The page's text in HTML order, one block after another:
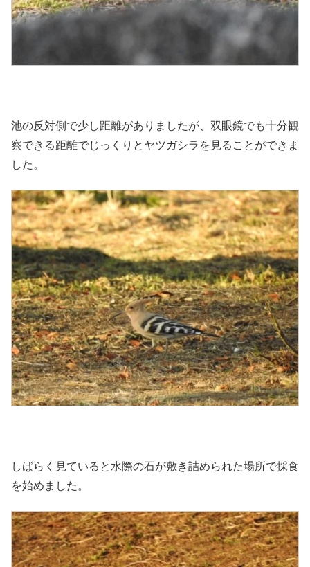
池の反対側で少し距離がありましたが、双眼鏡でも十分観
察できる距離でじっくりとヤツガシラを見ることができま
した。
しばらく見ていると水際の石が敷き詰められた場所で採食
を始めました。